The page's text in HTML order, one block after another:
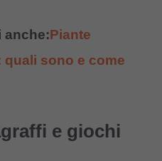
anche:Piante
sono e come
e giochi